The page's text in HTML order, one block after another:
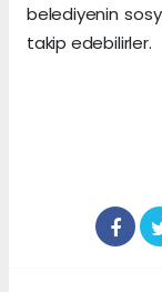
belediyenin
takip edebilirler.